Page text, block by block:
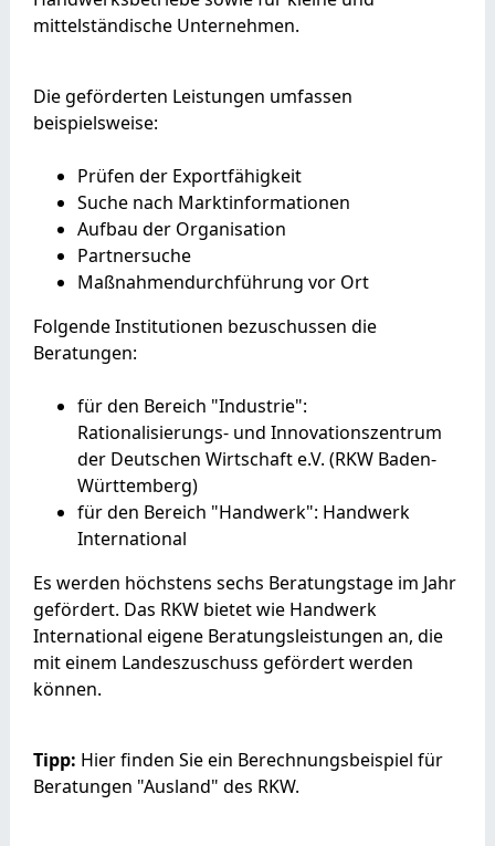
mittelständische Unternehmen.
Die geförderten Leistungen umfassen
beispielsweise:
Prüfen der Exportfähigkeit
Suche nach Marktinformationen
Aufbau der Organisation
Partnersuche
Maßnahmendurchführung vor Ort
Folgende Institutionen bezuschussen die
Beratungen:
für den Bereich "Industrie":
Rationalisierungs- und Innovationszentrum
der Deutschen Wirtschaft e.V. (RKW Baden-
Württemberg)
für den Bereich "Handwerk": Handwerk
International
Es werden höchstens sechs Beratungstage im Jahr
gefördert. Das RKW bietet wie Handwerk
International eigene Beratungsleistungen an, die
mit einem Landeszuschuss gefördert werden
können.
Tipp: Hier finden Sie ein Berechnungsbeispiel für
Beratungen "Ausland" des RKW.